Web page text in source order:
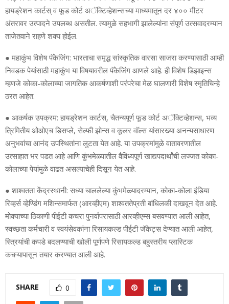
हायड्रेशन कार्टस् व फूड कोर्ट अॅक्टिव्हेशन्सच्या माध्यमातून दर ४०० मीटर
अंतरावर उत्पादने उपलब्ध असतील. त्यामुळे सहभागी झालेल्यांना संपूर्ण उत्सवादरम्यान
ताजेतवाने राहणे शक्य होईल.
● महाकुंभ विशेष पॅकेजिंग: भारताचा समृद्ध सांस्कृतिक वारसा साजरा करण्यासाठी आम्ही
निवडक पेयांसाठी महाकुंभ या विषयावरील पॅकेजिंग आणले आहे. ही विशेष डिझाइन्स
म्हणजे कोका-कोलाच्या जागतिक आकर्षणाशी परंपरेचा मेळ घालणारी विशेष स्मृतिचिन्हे
ठरत आहेत.
● आकर्षक उपक्रम: हायड्रेशन कार्टस्, चैतन्यपूर्ण फूड कोर्ट अॅक्टिव्हेशन्स, भव्य
त्रिमितीय ओओएच डिसप्ले, सेल्फी झोन्स व कूलर वॉल्स यांसारख्या अनन्यसाधारण
अनुभवांचा आनंद उपस्थितांना लुटता येत आहे. या उपक्रमांमुळे वातावरणातील
उत्साहात भर पडत आहे आणि कुंभमेळ्यातील वैविध्यपूर्ण खाद्यपदार्थांची लज्जत कोका-
कोलाच्या पेयांमुळे वाढत असल्याचेही दिसून येत आहे.
● शाश्वतता केंद्रस्थानी: सध्या चाललेल्या कुंभमेळ्यादरम्यान, कोका-कोला इंडिया
रिव्हर्स व्हेण्डिंग मशिन्समार्फत (आरव्हीएम) शाश्वततेप्रती बांधिलकी दाखवून देत आहे.
मोक्याच्या ठिकाणी पीईटी कचरा पुनर्वापरासाठी आरव्हीएम्स बसवण्यात आली आहेत,
स्वच्छता कर्मचारी व स्वयंसेवकांना रिसायकल्ड पीईटी जॅकेट्स देण्यात आली आहेत,
स्त्रियांची कपडे बदलण्याची खोली पूर्णपणे रिसायकल्ड बहुस्तरीय प्लास्टिक
कचऱ्यापासून तयार करण्यात आली आहे.
SHARE 0